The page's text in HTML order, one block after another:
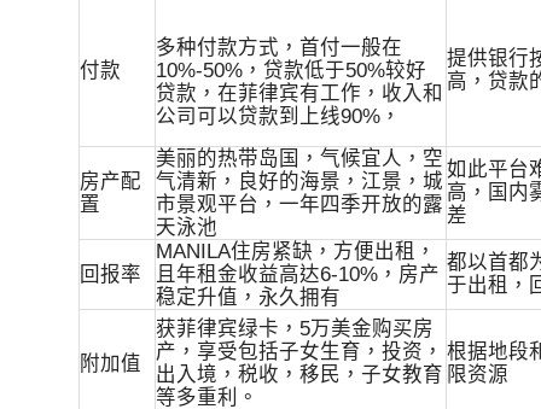
付款
多种付款方式，首付一般在
10%-50%，贷款低于50%较好
贷款，在菲律宾有工作，收入和
公司可以贷款到上线90%，
提供银行
高，贷款
房产配
置
美丽的热带岛国，气候宜人，空
气清新，良好的海景，江景，城
市景观平台，一年四季开放的露
天泳池
如此平台
高，国内
差
回报率
MANILA住房紧缺，方便出租，
且年租金收益高达6-10%，房产
稳定升值，永久拥有
都以首都
于出租，
附加值
获菲律宾绿卡，5万美金购买房
产，享受包括子女生育，投资，
出入境，税收，移民，子女教育
等多重利。
根据地段
限资源